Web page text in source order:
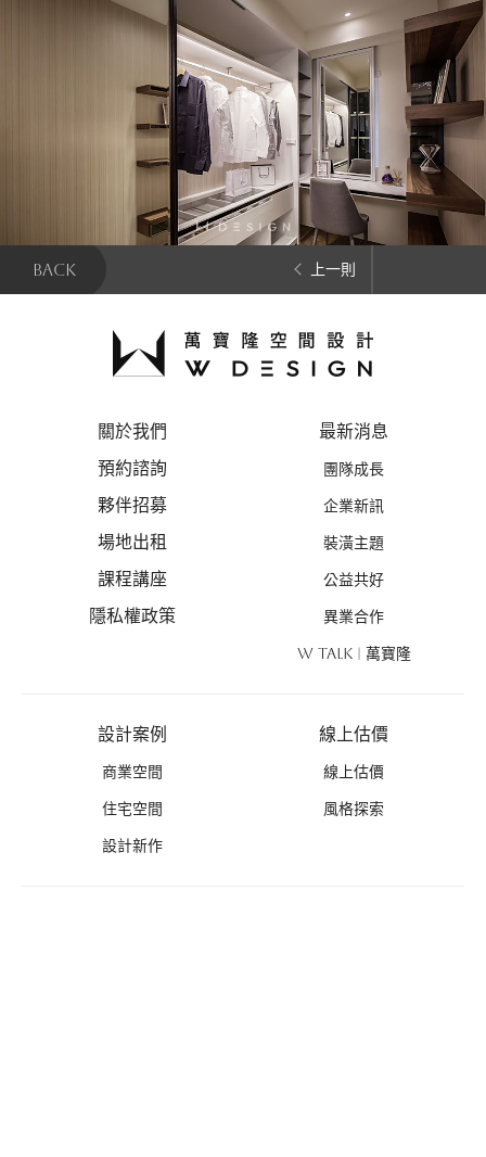
BACK 上一則
關於我們
預約諮詢
夥伴招募
場地出租
課程講座
隱私權政策
最新消息
團隊成長
企業新訊
裝潢主題
公益共好
異業合作
W TALK | 萬寶隆
設計案例
商業空間
住宅空間
設計新作
線上估價
線上估價
風格探索